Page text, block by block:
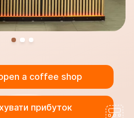
a coffee shop
прибуток